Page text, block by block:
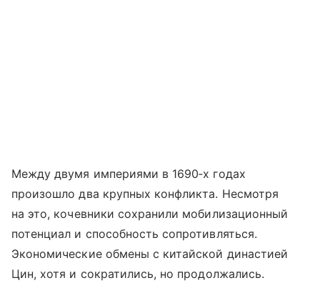
Между двумя империями в 1690‑х годах
произошло два крупных конфликта. Несмотря
на это, кочевники сохранили мобилизационный
потенциал и способность сопротивляться.
Экономические обмены с китайской династией
Цин, хотя и сократились, но продолжались.